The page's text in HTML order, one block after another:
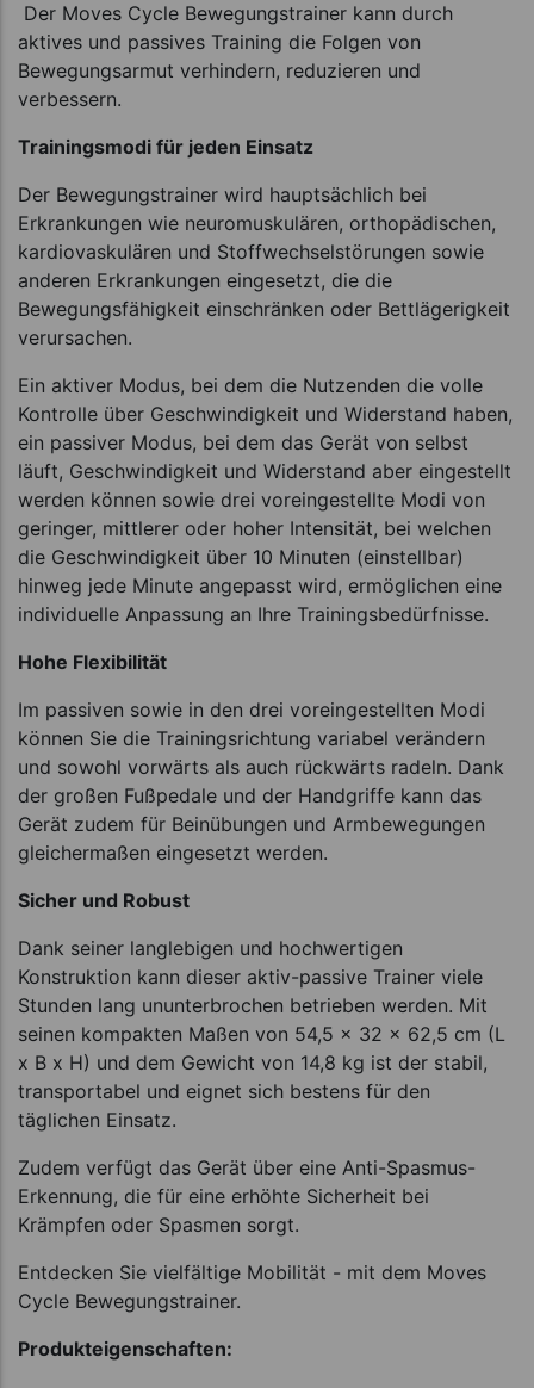
Der Moves Cycle Bewegungstrainer kann durch
aktives und passives Training die Folgen von
Bewegungsarmut verhindern, reduzieren und
verbessern.
Trainingsmodi für jeden Einsatz
Der Bewegungstrainer wird hauptsächlich bei
Erkrankungen wie neuromuskulären, orthopädischen,
kardiovaskulären und Stoffwechselstörungen sowie
anderen Erkrankungen eingesetzt, die die
Bewegungsfähigkeit einschränken oder Bettlägerigkeit
verursachen.
Ein aktiver Modus, bei dem die Nutzenden die volle
Kontrolle über Geschwindigkeit und Widerstand haben,
ein passiver Modus, bei dem das Gerät von selbst
läuft, Geschwindigkeit und Widerstand aber eingestellt
werden können sowie drei voreingestellte Modi von
geringer, mittlerer oder hoher Intensität, bei welchen
die Geschwindigkeit über 10 Minuten (einstellbar)
hinweg jede Minute angepasst wird, ermöglichen eine
individuelle Anpassung an Ihre Trainingsbedürfnisse.
Hohe Flexibilität
Im passiven sowie in den drei voreingestellten Modi
können Sie die Trainingsrichtung variabel verändern
und sowohl vorwärts als auch rückwärts radeln. Dank
der großen Fußpedale und der Handgriffe kann das
Gerät zudem für Beinübungen und Armbewegungen
gleichermaßen eingesetzt werden.
Sicher und Robust
Dank seiner langlebigen und hochwertigen
Konstruktion kann dieser aktiv-passive Trainer viele
Stunden lang ununterbrochen betrieben werden. Mit
seinen kompakten Maßen von 54,5 x 32 x 62,5 cm (L
x B x H) und dem Gewicht von 14,8 kg ist der stabil,
transportabel und eignet sich bestens für den
täglichen Einsatz.
Zudem verfügt das Gerät über eine Anti-Spasmus-
Erkennung, die für eine erhöhte Sicherheit bei
Krämpfen oder Spasmen sorgt.
Entdecken Sie vielfältige Mobilität - mit dem Moves
Cycle Bewegungstrainer.
Produkteigenschaften: